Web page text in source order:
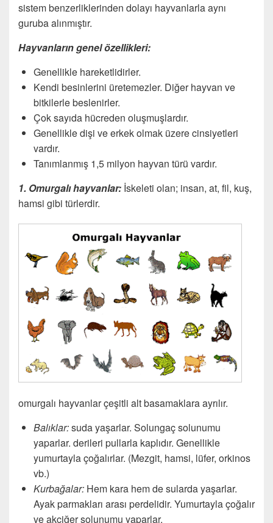
sistem benzerliklerinden dolayı hayvanlarla aynı
guruba alınmıştır.
Hayvanların genel özellikleri:
Genellikle hareketlidirler.
Kendi besinlerini üretemezler. Diğer hayvan ve
bitkilerle beslenirler.
Çok sayıda hücreden oluşmuşlardır.
Genellikle dişi ve erkek olmak üzere cinsiyetleri
vardır.
Tanımlanmış 1,5 milyon hayvan türü vardır.
1. Omurgalı hayvanlar: İskeleti olan; insan, at, fil, kuş,
hamsi gibi türlerdir.
omurgalı hayvanlar çeşitli alt basamaklara ayrılır.
Balıklar:suda yaşarlar. Solungaç solunumu
yaparlar. derileri pullarla kaplıdır. Genellikle
yumurtayla çoğalırlar. (Mezgit, hamsi, lüfer, orkinos
vb.)
Kurbağalar: Hem kara hem de sularda yaşarlar.
Ayak parmakları arası perdelidir. Yumurtayla çoğalır
ve akciğer solunumu yaparlar.